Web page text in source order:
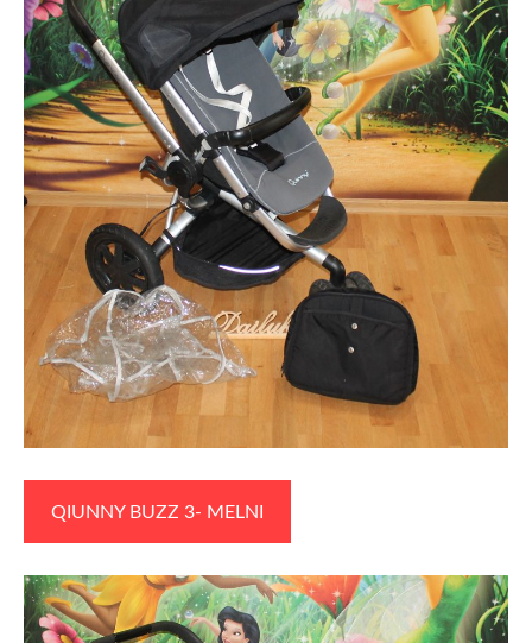
QIUNNY BUZZ 3- MELNI